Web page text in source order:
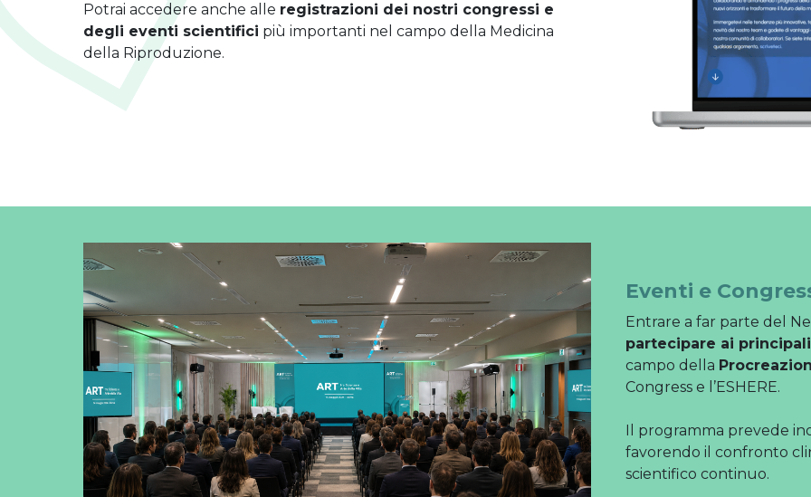
Potrai accedere anche alle registrazioni dei nostri congressi e
degli eventi scientifici più importanti nel campo della Medicina
della Riproduzione.
Eventi e
Entrare a far parte del
partecipare ai
campo della
Congress e l’ESHERE.
Il programma prevede
favorendo il confronto
scientifico continuo.